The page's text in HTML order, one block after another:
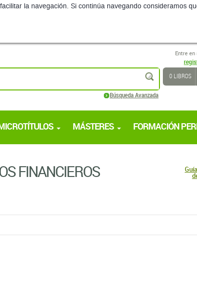
la navegación. Si continúa navegando consideramos
Entre
Búsqueda Avanzada
0 LIBROS
MÁSTERES FORMACIÓN
FINANCIEROS